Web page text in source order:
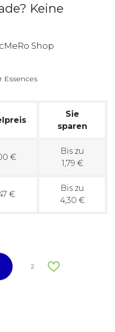
Keine
Essences
Sie
sparen
€
Bis zu
1,79 €
€
Bis zu
4,30 €
2